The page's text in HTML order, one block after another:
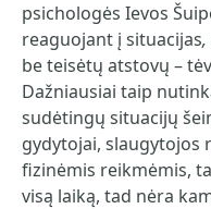
psichologės Ievos
reaguojant į situacijas,
be teisėtų atstovų –
Dažniausiai taip
sudėtingų situacijų
gydytojai, slaugytojos
fizinėmis reikmėmis,
visą laiką, tad nėra